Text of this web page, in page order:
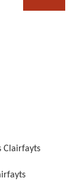
Clairfayts